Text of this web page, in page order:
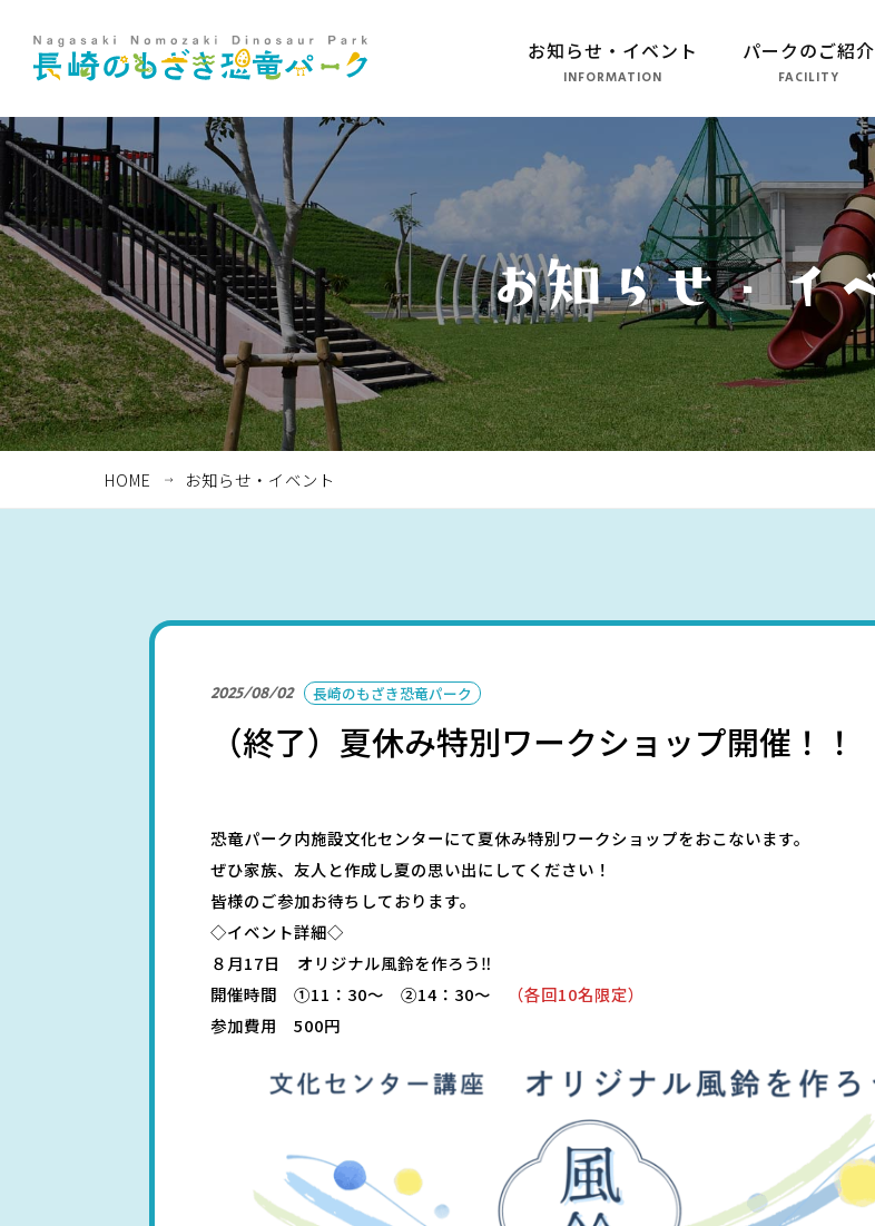
お知らせ・イベント
INFORMATION
パークのご紹介
FACILITY
ホーム
お知らせ・イベント
パークを楽しむ
パークのご紹介
長崎市恐竜博物館
こども広場
水仙の丘
野母崎文化センター
個人情報保護方針
HOME お知らせ・イベント
2025/08/02 長崎のもざき恐竜パーク
（終了）夏休み特別ワークショップ開催！！
恐竜パーク内施設文化センターにて夏休み特別ワークショップをおこないます。
ぜひ家族、友人と作成し夏の思い出にしてください！
皆様のご参加お待ちしております。
◇イベント詳細◇
８月17日 オリジナル風鈴を作ろう‼
開催時間 ①11：30～ ②14：30～
（各回10名限定）
参加費用 500円